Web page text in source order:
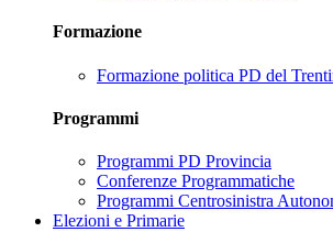
Formazione
Formazione politica PD del
Programmi
Programmi PD Provincia
Conferenze Programmatiche
Programmi Centrosinistra
Elezioni e Primarie